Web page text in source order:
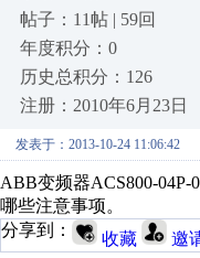
帖子：11帖 | 59回
年度积分：0
历史总积分：126
注册：2010年6月23日
发表于：2013-10-24 11:06:42
ABB变频器ACS800-
哪些注意事项。
分享到：
收藏 邀